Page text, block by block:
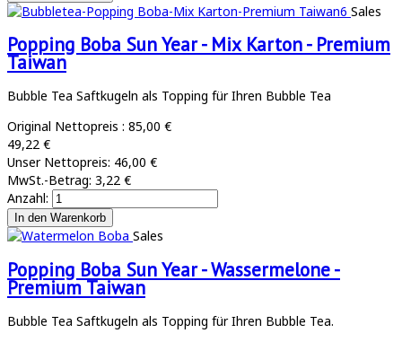
Sales
Popping Boba Sun Year - Mix Karton - Premium
Taiwan
Bubble Tea Saftkugeln als Topping für Ihren Bubble Tea
Original Nettopreis : 85,00 €
49,22 €
Unser Nettopreis: 46,00 €
MwSt.-Betrag: 3,22 €
Anzahl:
Sales
Popping Boba Sun Year - Wassermelone -
Premium Taiwan
Bubble Tea Saftkugeln als Topping für Ihren Bubble Tea.